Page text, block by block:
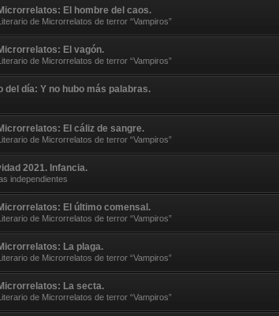
El hombre del caos.
de Microrrelatos de terror “Vampiros”
El vagón.
de Microrrelatos de terror “Vampiros”
del día: Y no hubo más palabras.
El cáliz de sangre.
de Microrrelatos de terror “Vampiros”
2021. Infancia.
independientes
El último comensal.
de Microrrelatos de terror “Vampiros”
La plaga.
de Microrrelatos de terror “Vampiros”
La secta.
de Microrrelatos de terror “Vampiros”